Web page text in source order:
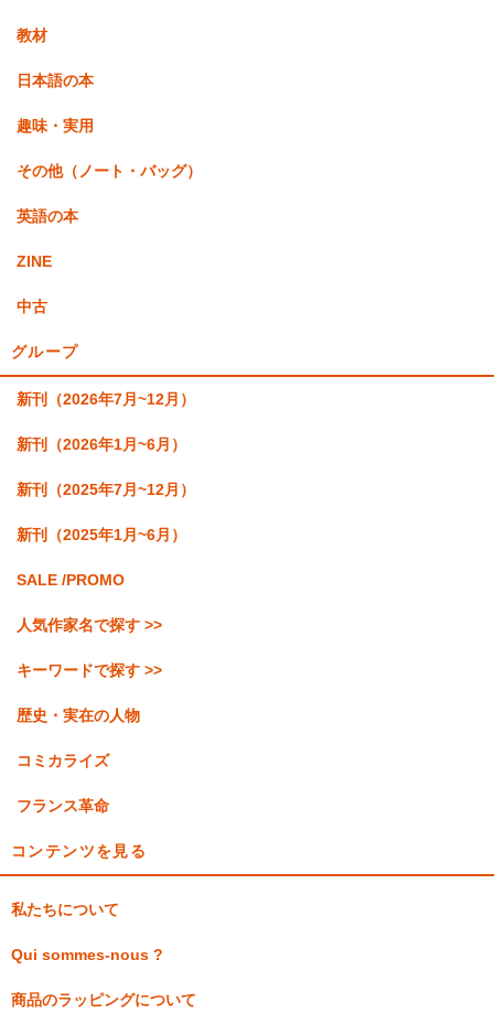
教材
日本語の本
趣味・実用
その他（ノート・バッグ）
英語の本
ZINE
中古
グループ
新刊（2026年7月~12月）
新刊（2026年1月~6月）
新刊（2025年7月~12月）
新刊（2025年1月~6月）
SALE /PROMO
人気作家名で探す >>
キーワードで探す >>
歴史・実在の人物
コミカライズ
フランス革命
コンテンツを見る
私たちについて
Qui sommes-nous ?
商品のラッピングについて